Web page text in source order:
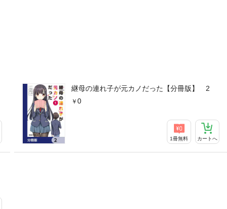
継母の連れ子が元カノだった【分冊版】 2
0
1冊無料 カートへ